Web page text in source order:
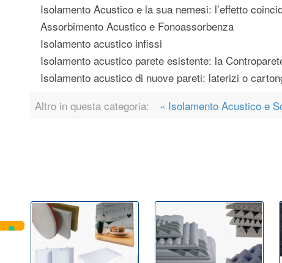
Isolamento Acustico e la sua nemesi: l’effetto
Assorbimento Acustico e Fonoassorbenza
Isolamento acustico infissi
Isolamento acustico parete esistente: la
Isolamento acustico di nuove pareti: laterizi o
Altro in questa categoria: « Isolamento Acustico e